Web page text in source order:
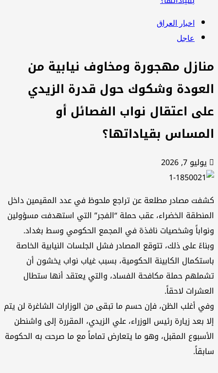
اخبار العراق
عاجل
مهجورة ومخاوف نيابية من
وشكوك حول قدرة الزيدي
اعتقال نواب الفصائل أو
بقياداتها؟
يوليو 7, 2026
مصادر مطلعة عن تراجع ملحوظ في عدد المقيمين داخل
الخضراء، عقب حملة “الفجر” التي استهدفت مسؤولين
وشخصيات نافذة في المجمع الحكومي وسط بغداد.
على ذلك، تتوقع المصادر فشل الجلسات النيابية الخاصة
الكابينة الحكومية، بسبب غياب نواب يخشون أن
حملة مكافحة الفساد، والتي يعتقد أنها ستطال
لاحقاً.
أغلب الظن، فإن حسم ما تبقى من الوزارات الشاغرة لن يتم
بعد زيارة رئيس الوزراء، علي الزيدي، المقررة إلى واشنطن
المقبل، وهو ما يتعارض تماماً مع ما صرحت به الحكومة